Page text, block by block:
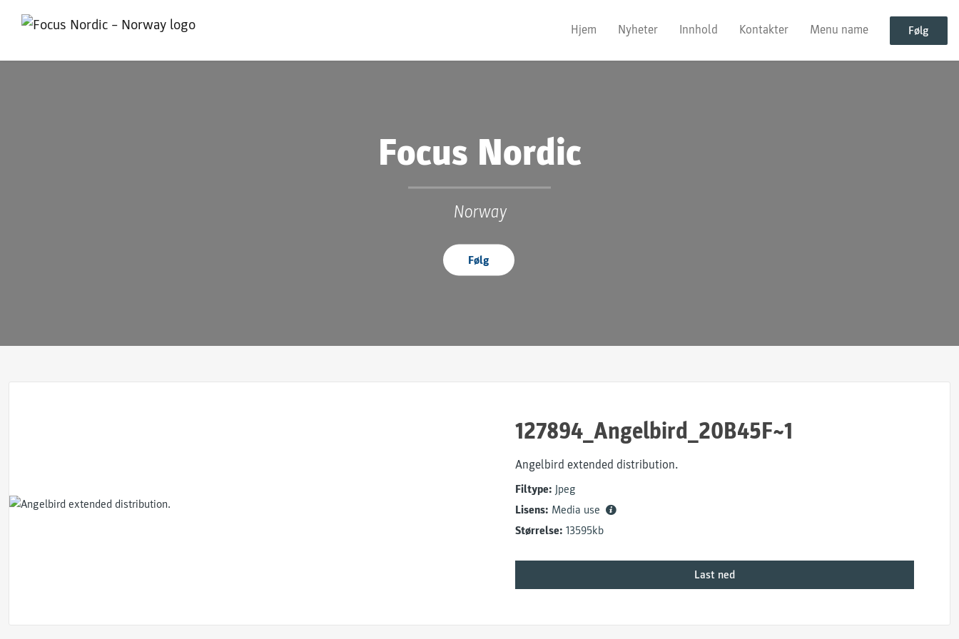
Hjem Nyheter Innhold Kontakter Menu name Følg
Focus Nordic
Norway
Følg
127894_Angelbird_20B45F~1
Angelbird extended distribution.
Filtype: Jpeg
Lisens: Media use
Størrelse: 13595kb
Last ned